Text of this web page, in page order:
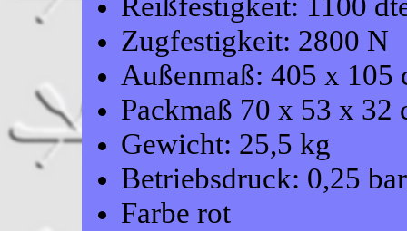
Zugfestigkeit: 2800 N
Außenmaß: 405 x 105
Packmaß 70 x 53 x 32
Gewicht: 25,5 kg
Betriebsdruck: 0,25 bar
Farbe rot